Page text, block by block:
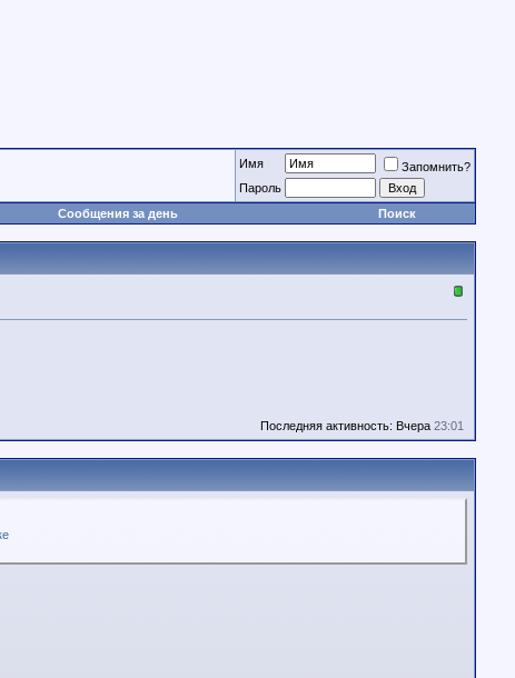
Имя
Запомнить?
Пароль
Сообщения за день Поиск
Последняя активность: Вчера 23:01